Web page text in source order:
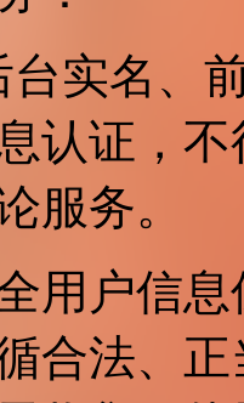
台实名、
认证，
服务。
用户信
合法、